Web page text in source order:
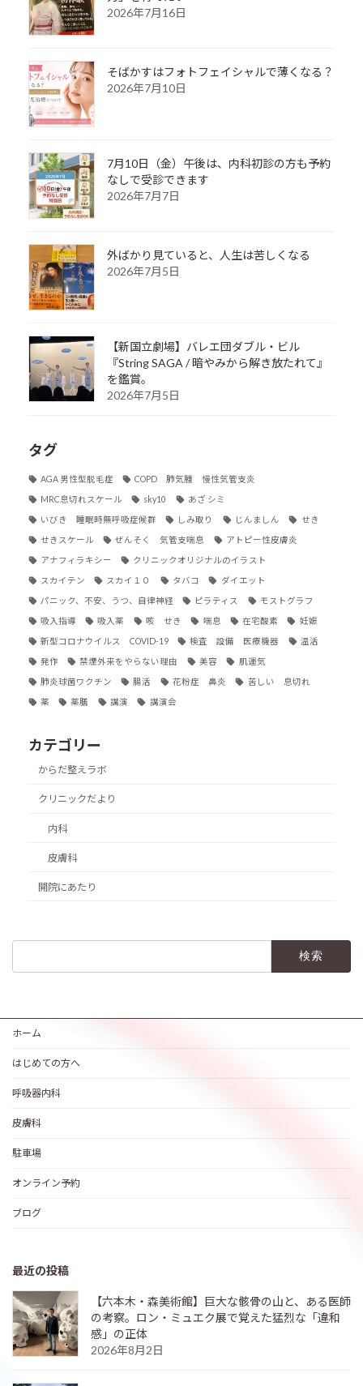
2026年7月16日
そばかすはフォトフェイシャルで薄くなる？
2026年7月10日
7月10日（金）午後は、内科初診の方も予約
なしで受診できます
2026年7月7日
外ばかり見ていると、人生は苦しくなる
2026年7月5日
【新国立劇場】バレエ団ダブル・ビル
『String SAGA / 暗やみから解き放たれて』
を鑑賞。
2026年7月5日
タグ
AGA 男性型脱毛症 COPD 肺気腫 慢性気管支炎
MRC息切れスケール sky10 あざ シミ
いびき 睡眠時無呼吸症候群 しみ取り じんましん せき
せきスケール ぜんそく 気管支喘息 アトピー性皮膚炎
アナフィラキシー クリニックオリジナルのイラスト
スカイテン スカイ１０ タバコ ダイエット
パニック、不安、うつ、自律神経 ピラティス モストグラフ
吸入指導 吸入薬 咳 せき 喘息 在宅酸素 妊娠
新型コロナウイルス COVID-19 検査 設備 医療機器 温活
発作 禁煙外来をやらない理由 美容 肌運気
肺炎球菌ワクチン 腸活 花粉症 鼻炎 苦しい 息切れ
薬 薬膳 講演 講演会
カテゴリー
からだ整えラボ
クリニックだより
内科
皮膚科
開院にあたり
ホーム
はじめての方へ
呼吸器内科
皮膚科
駐車場
オンライン予約
ブログ
最近の投稿
【六本木・森美術館】巨大な骸骨の山と、ある医師
の考察。ロン・ミュエク展で覚えた猛烈な「違和
感」の正体
2026年8月2日